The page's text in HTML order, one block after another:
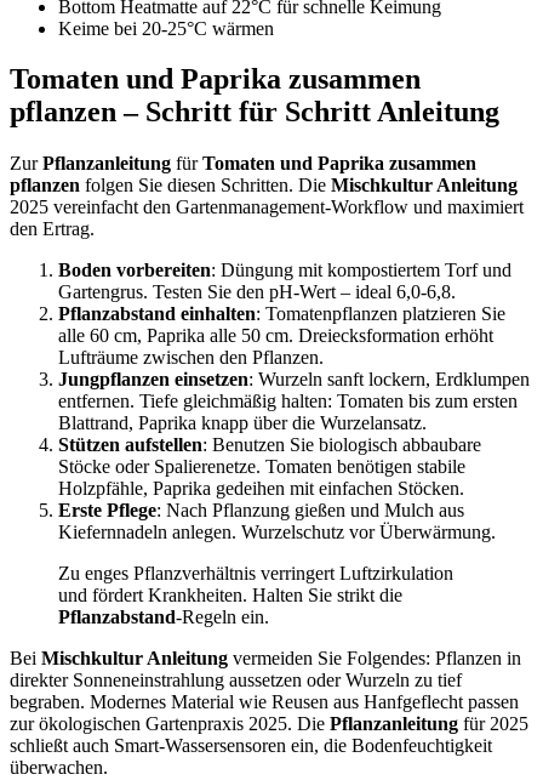
Bottom Heatmatte auf 22°C für schnelle Keimung
Keime bei 20-25°C wärmen
Tomaten und Paprika zusammen
pflanzen – Schritt für Schritt Anleitung
ZurPflanzanleitung fürTomaten und Paprika zusammen
pflanzen folgen Sie diesen Schritten. Die Mischkultur Anleitung
2025 vereinfacht den Gartenmanagement-Workflow und maximiert
den Ertrag.
Boden vorbereiten: Düngung mit kompostiertem Torf und
Gartengrus. Testen Sie den pH-Wert – ideal 6,0-6,8.
Pflanzabstand einhalten: Tomatenpflanzen platzieren Sie
alle 60 cm, Paprika alle 50 cm. Dreiecksformation erhöht
Lufträume zwischen den Pflanzen.
Jungpflanzen einsetzen: Wurzeln sanft lockern, Erdklumpen
entfernen. Tiefe gleichmäßig halten: Tomaten bis zum ersten
Blattrand, Paprika knapp über die Wurzelansatz.
Stützen aufstellen: Benutzen Sie biologisch abbaubare
Stöcke oder Spalierenetze. Tomaten benötigen stabile
Holzpfähle, Paprika gedeihen mit einfachen Stöcken.
Erste Pflege: Nach Pflanzung gießen und Mulch aus
Kiefernnadeln anlegen. Wurzelschutz vor Überwärmung.
Zu enges Pflanzverhältnis verringert Luftzirkulation
und fördert Krankheiten. Halten Sie strikt die
Pflanzabstand-Regeln ein.
Bei Mischkultur Anleitung vermeiden Sie Folgendes: Pflanzen in
direkter Sonneneinstrahlung aussetzen oder Wurzeln zu tief
begraben. Modernes Material wie Reusen aus Hanfgeflecht passen
zur ökologischen Gartenpraxis 2025. Die Pflanzanleitung für 2025
schließt auch Smart-Wassersensoren ein, die Bodenfeuchtigkeit
überwachen.